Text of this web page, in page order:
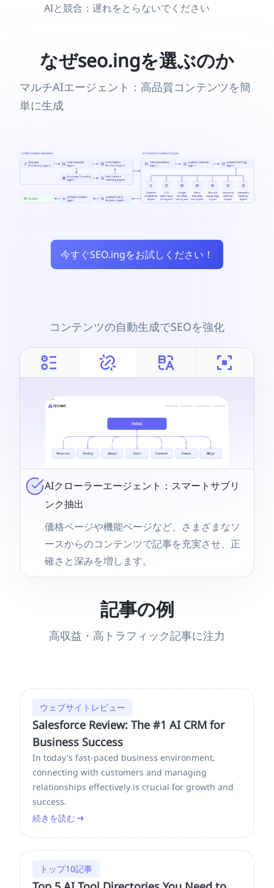
AIと競合：遅れをとらないでください
なぜseo.ingを選ぶのか
マルチAIエージェント：高品質コンテンツを簡
単に生成
今すぐSEO.ingをお試しください！
コンテンツの自動生成でSEOを強化
AIクローラーエージェント：スマートサブリ
ンク抽出
価格ページや機能ページなど、さまざまなソ
ースからのコンテンツで記事を充実させ、正
確さと深みを増します。
記事の例
高収益・高トラフィック記事に注力
ウェブサイトレビュー
Salesforce Review: The #1 AI CRM for
Business Success
In today's fast-paced business environment,
connecting with customers and managing
relationships effectively is crucial for growth and
success.
続きを読む
トップ10記事